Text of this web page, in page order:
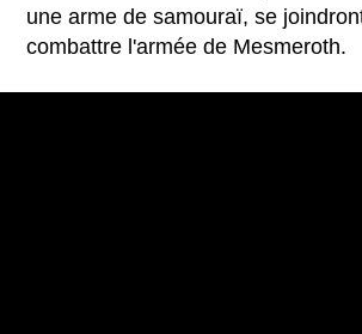
une arme de samouraï, se
combattre l'armée de Mesmeroth.